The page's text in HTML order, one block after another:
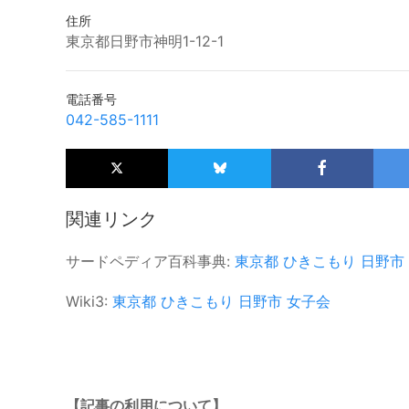
住所
東京都日野市神明1-12-1
電話番号
042-585-1111
関連リンク
サードペディア百科事典: 東京都 ひきこもり 日野市
Wiki3: 東京都 ひきこもり 日野市 女子会
【記事の利用について】